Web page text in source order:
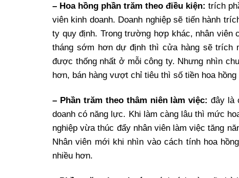
– Hoa hồng phần trăm theo điều kiện: trích
viên kinh doanh. Doanh nghiệp sẽ tiến hành
ty quy định. Trong trường hợp khác, nhân
tháng sớm hơn dự định thì cửa hàng sẽ trích
được thống nhất ở mỗi công ty. Nhưng nhìn
hơn, bán hàng vượt chỉ tiêu thì số tiền hoa
– Phần trăm theo thâm niên làm việc: đây là
doanh có năng lực. Khi làm càng lâu thì mức
nghiệp vừa thúc đẩy nhân viên làm việc tăng
Nhân viên mới khi nhìn vào cách tính hoa
nhiều hơn.